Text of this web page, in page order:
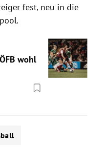
fest, neu in die
wohl